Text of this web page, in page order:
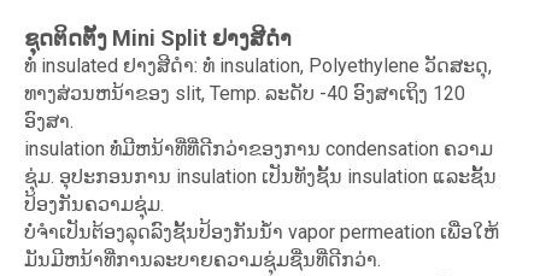
ຊຸດຕິດຕັ້ງ Mini Split ຢາງສີດໍາ
ທໍ່ insulated ຢາງສີດໍາ: ທໍ່ insulation, Polyethylene ວັດສະດຸ,
ທາງສ່ວນຫນ້າຂອງ slit, Temp. ລະດັບ -40 ອົງສາເຖິງ 120
ອົງສາ.
insulation ທໍ່ມີຫນ້າທີ່ທີ່ດີກວ່າຂອງການ condensation ຄວາມ
ຊຸ່ມ. ອຸປະກອນການ insulation ເປັນທັງຊັ້ນ insulation ແລະຊັ້ນ
ປ້ອງກັນຄວາມຊຸ່ມ.
ບໍ່ຈໍາເປັນຕ້ອງລຸດລົງຊັ້ນປ້ອງກັນນ້ໍາ vapor permeation ເພື່ອໃຫ້
ມັນມີຫນ້າທີ່ການລະບາຍຄວາມຊຸ່ມຊື່ນທີ່ດີກວ່າ.